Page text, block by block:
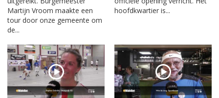
Martijn Vroom maakte een
tour door onze gemeente om
de...
hoofdkwartier is...